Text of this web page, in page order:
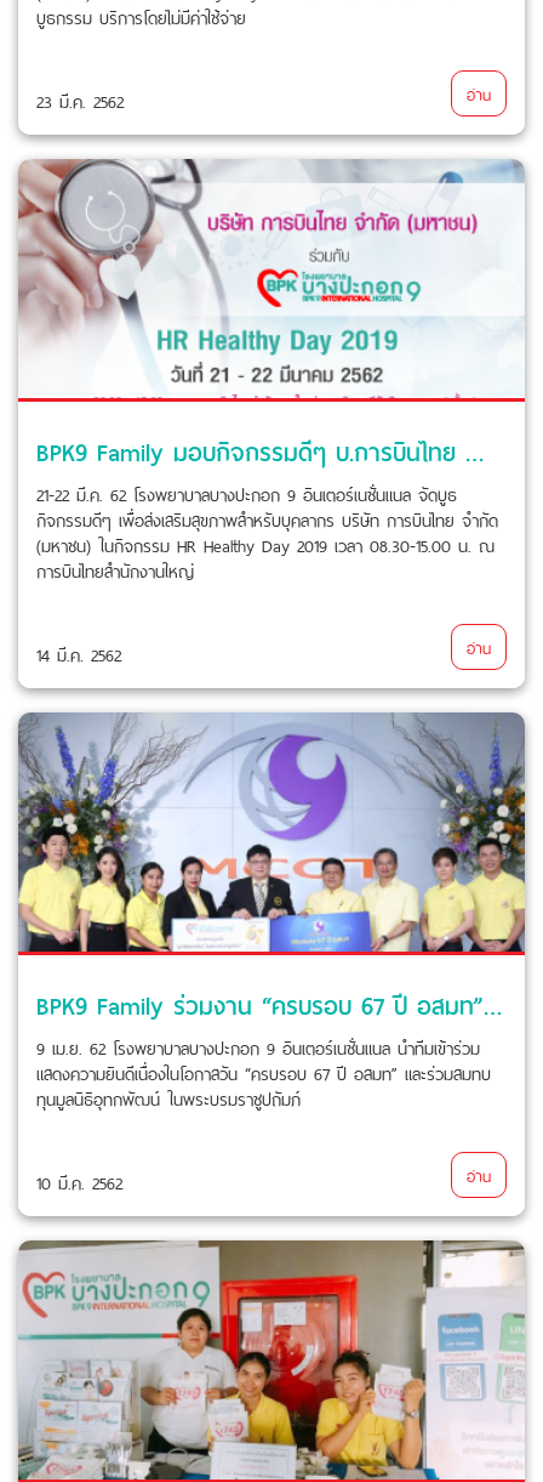
บูธกรรม บริการโดยไม่มีค่าใช้จ่าย
23 มี.ค. 2562 อ่าน
BPK9 Family มอบกิจกรรมดีๆ บ.การบินไทย จำกัด (มหาชน) HR Healthy Day 2019
21-22 มี.ค. 62 โรงพยาบาลบางปะกอก 9 อินเตอร์เนชั่นแนล จัดบูธ
กิจกรรมดีๆ เพื่อส่งเสริมสุขภาพสำหรับบุคลากร บริษัท การบินไทย จำกัด
(มหาชน) ในกิจกรรม HR Healthy Day 2019 เวลา 08.30-15.00 น. ณ
การบินไทยสำนักงานใหญ่
14 มี.ค. 2562 อ่าน
BPK9 Family ร่วมงาน “ครบรอบ 67 ปี อสมท” สมทบทุนมูลนิธิอุทกพัฒน์ฯ
9 เม.ย. 62 โรงพยาบาลบางปะกอก 9 อินเตอร์เนชั่นแนล นำทีมเข้าร่วม
แสดงความยินดีเนื่องในโอกาสวัน “ครบรอบ 67 ปี อสมท” และร่วมสมทบ
ทุนมูลนิธิอุทกพัฒน์ ในพระบรมราชูปถัมภ์
10 มี.ค. 2562 อ่าน